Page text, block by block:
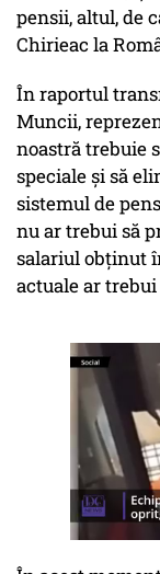
pensii, altul, de
Chirieac la
În raportul
Muncii,
noastră trebuie
speciale și să
sistemul de
nu ar trebui să
salariul obținut
actuale ar